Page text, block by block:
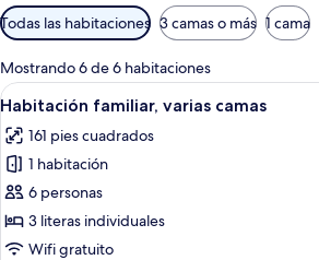
Filtros
disponibles
para
las
habitaciones
Todas las habitaciones 3 camas o más 1 cama
Mostrando 6 de 6 habitaciones
Abrir
todas
las
fotos
de
Habitación
familiar,
Un
7
Habitación familiar, varias camas
161 pies cuadrados
1 habitación
6 personas
3 literas individuales
Wifi gratuito